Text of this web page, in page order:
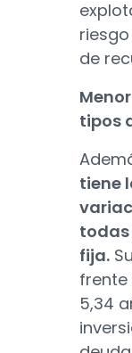
de
tipos
tiene
todas
fija.
frente
5,34